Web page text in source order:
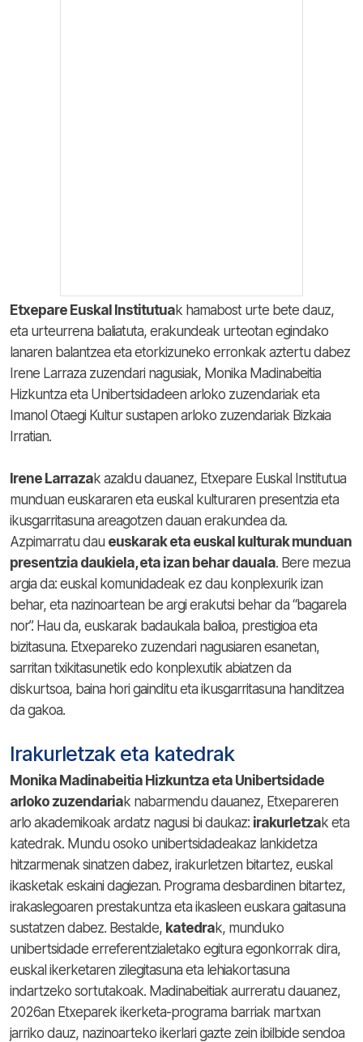
Etxepare Euskal Institutuak hamabost urte bete dauz,
eta urteurrena baliatuta, erakundeak urteotan egindako
lanaren balantzea eta etorkizuneko erronkak aztertu dabez
Irene Larraza zuzendari nagusiak, Monika Madinabeitia
Hizkuntza eta Unibertsidadeen arloko zuzendariak eta
Imanol Otaegi Kultur sustapen arloko zuzendariak Bizkaia
Irratian.
Irene Larrazak azaldu dauanez, Etxepare Euskal Institutua
munduan euskararen eta euskal kulturaren presentzia eta
ikusgarritasuna areagotzen dauan erakundea da.
Azpimarratu dau euskarak eta euskal kulturak munduan
presentzia daukiela, eta izan behar dauala. Bere mezua
argia da: euskal komunidadeak ez dau konplexurik izan
behar, eta nazinoartean be argi erakutsi behar da “bagarela
nor”. Hau da, euskarak badaukala balioa, prestigioa eta
bizitasuna. Etxepareko zuzendari nagusiaren esanetan,
sarritan txikitasunetik edo konplexutik abiatzen da
diskurtsoa, baina hori gainditu eta ikusgarritasuna handitzea
da gakoa.
Irakurletzak eta katedrak
Monika Madinabeitia Hizkuntza eta Unibertsidade
arloko zuzendariak nabarmendu dauanez, Etxepareren
arlo akademikoak ardatz nagusi bi daukaz: irakurletzak eta
katedrak. Mundu osoko unibertsidadeakaz lankidetza
hitzarmenak sinatzen dabez, irakurletzen bitartez, euskal
ikasketak eskaini dagiezan. Programa desbardinen bitartez,
irakaslegoaren prestakuntza eta ikasleen euskara gaitasuna
sustatzen dabez. Bestalde, katedrak, munduko
unibertsidade erreferentzialetako egitura egonkorrak dira,
euskal ikerketaren zilegitasuna eta lehiakortasuna
indartzeko sortutakoak. Madinabeitiak aurreratu dauanez,
2026an Etxeparek ikerketa-programa barriak martxan
jarriko dauz, nazinoarteko ikerlari gazte zein ibilbide sendoa